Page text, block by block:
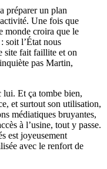
préparer un plan
Une fois que
monde croira que le
soit l’État nous
site fait faillite et on
pas Martin,
lui. Et ça tombe bien,
et surtout son utilisation,
médiatiques bruyantes,
à l’usine, tout y passe.
est joyeusement
avec le renfort de